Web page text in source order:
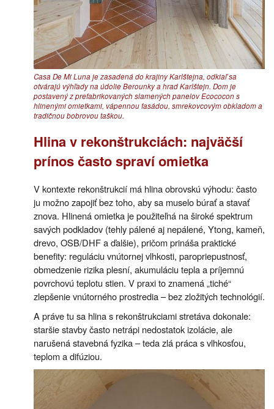
Casa De Mi Luna je zasadená do krajiny Karlštejna, odkiaľ sa
otvárajú výhľady na údolie Berounky a hrad Karlštejn. Dom je
postavený z prefabrikovaných slamených panelov Ecococon s
hlinenými omietkami, vápennou fasádou, smrekovcovým obkladom a
tradičnou bobrovou taškou.
Hlina v rekonštrukciách: najväčší
prínos často spraví omietka
V kontexte rekonštrukcií má hlina obrovskú výhodu: často
ju možno zapojiť bez toho, aby sa muselo búrať a stavať
znova. Hlinená omietka je použiteľná na široké spektrum
savých podkladov (tehly pálené aj nepálené, Ytong, kameň,
drevo, OSB/DHF a ďalšie), pričom prináša praktické
benefity: reguláciu vnútornej vlhkosti, paropriepustnosť,
obmedzenie rizika plesní, akumuláciu tepla a príjemnú
povrchovú teplotu stien. V praxi to znamená „tiché“
zlepšenie vnútorného prostredia – bez zložitých technológií.
A práve tu sa hlina s rekonštrukciami stretáva dokonale:
staršie stavby často netrápi nedostatok izolácie, ale
narušená stavebná fyzika – teda zlá práca s vlhkosťou,
teplom a difúziou.